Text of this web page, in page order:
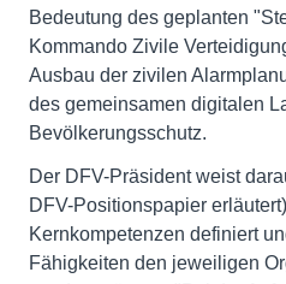
Bedeutung des geplanten
Kommando Zivile
Ausbau der zivilen
des gemeinsamen digitalen
Bevölkerungsschutz.
Der DFV-Präsident weist
DFV-Positionspapier
Kernkompetenzen definiert
Fähigkeiten den jeweiligen